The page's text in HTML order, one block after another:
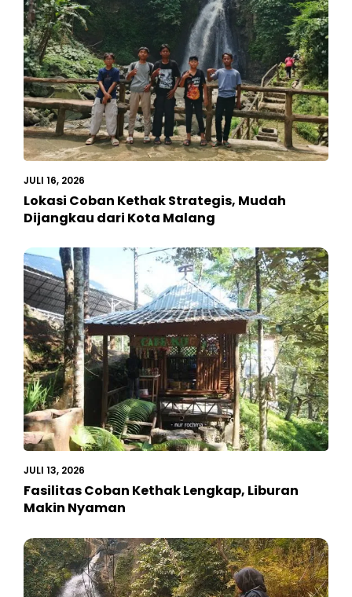
JULI 16, 2026
Lokasi Coban Kethak Strategis, Mudah
Dijangkau dari Kota Malang
JULI 13, 2026
Fasilitas Coban Kethak Lengkap, Liburan
Makin Nyaman